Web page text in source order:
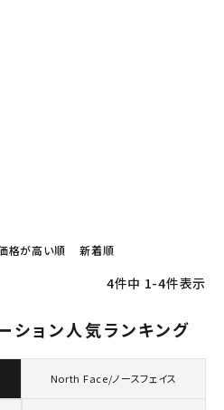
格が高い順 新着順
4件中 1-4件表示
ション人気ランキング
North Face/ノースフェイス